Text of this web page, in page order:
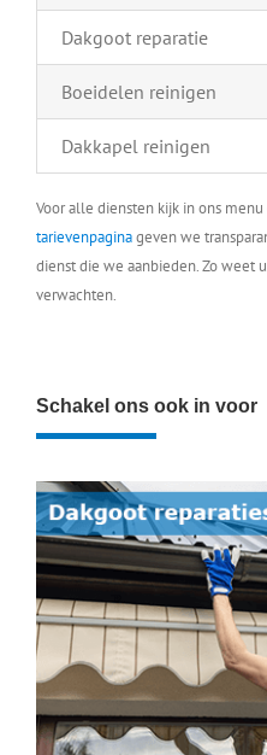
Dakgoot reparatie
Boeidelen reinigen
Dakkapel reinigen
Voor alle diensten kijk in ons
tarievenpaginageven we
dienst die we aanbieden. Zo weet
verwachten.
Schakel ons ook in voor